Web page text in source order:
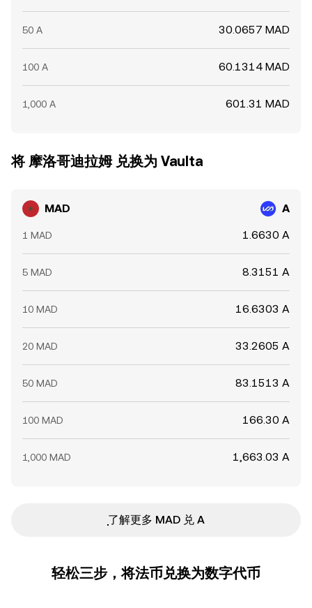
50 A 30.0657 MAD
100 A 60.1314 MAD
1,000 A 601.31 MAD
将 摩洛哥迪拉姆 兑换为 Vaulta
MAD A
1 MAD 1.6630 A
5 MAD 8.3151 A
10 MAD 16.6303 A
20 MAD 33.2605 A
50 MAD 83.1513 A
100 MAD 166.30 A
1,000 MAD 1,663.03 A
ִִִִִִִִִִִִִִִִִִִִִִִִִִִִִִִִִִִִִִִִִִִִִִִ了解更多 MAD 兑 A
轻松三步，将法币兑换为数字代币